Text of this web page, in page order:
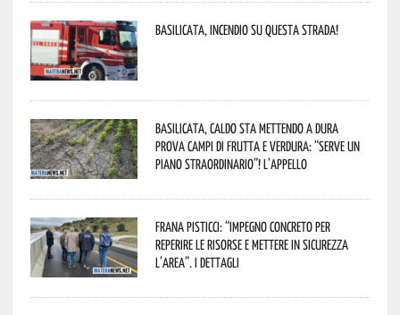
Basilicata, incendio su questa strada!
Basilicata, caldo sta mettendo a dura
prova campi di frutta e verdura: “Serve un
piano straordinario”! L’appello
Frana Pisticci: “Impegno concreto per
reperire le risorse e mettere in sicurezza
l’area”. I dettagli